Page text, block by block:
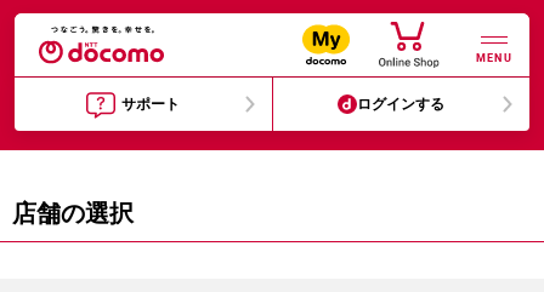
MENU
サポート ログインする
店舗の選択